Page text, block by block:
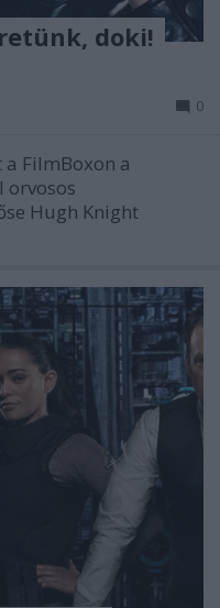
doki!
0
FilmBoxon a
orvosos
Hugh Knight